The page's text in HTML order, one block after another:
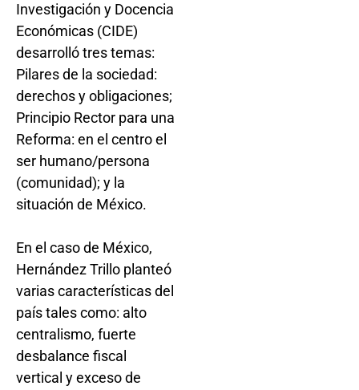
Investigación y Docencia
Económicas (CIDE)
desarrolló tres temas:
Pilares de la sociedad:
derechos y obligaciones;
Principio Rector para una
Reforma: en el centro el
ser humano/persona
(comunidad); y la
situación de México.
En el caso de México,
Hernández Trillo planteó
varias características del
país tales como: alto
centralismo, fuerte
desbalance fiscal
vertical y exceso de